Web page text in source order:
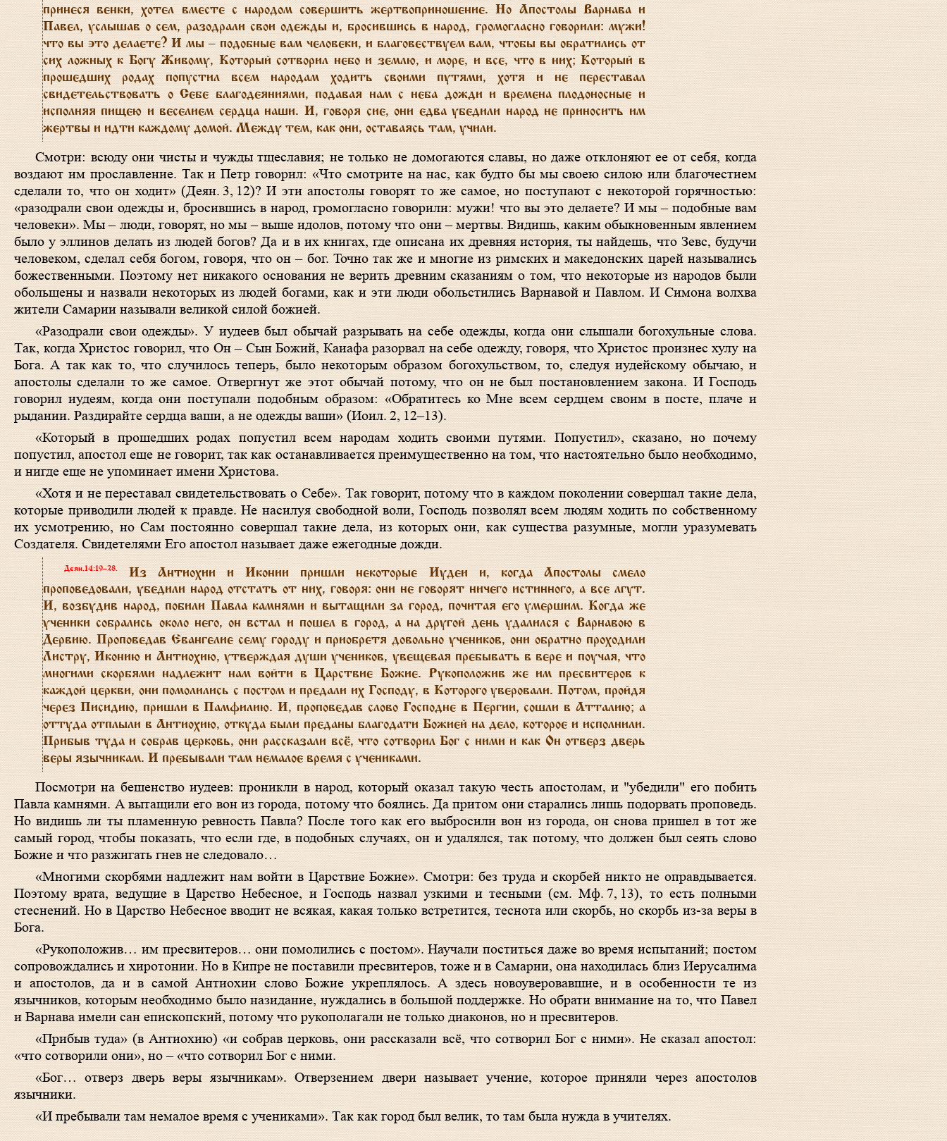
принеся венки, хотел вместе с народом совершить жертвоприношение. НоАпостолы Варнава и
Павел, услышав о сем, разодрали свои одежды и, бросившись в народ, громогласно говорили: мужи!
что вы это делаете? И мы – подобные вам человеки, и благовествуем вам, чтобы вы обратились от
сих ложных к Богу Живому, Который сотворил небо и землю, и море, и все, что в них; Который в
прошедших родах попустил всем народам ходить своими путями, хотя и не переставал
свидетельствовать о Себе благодеяниями, подавая нам с неба дожди и времена плодоносные и
исполняя пищею и веселием сердца наши. И, говоря сие, они едва убедили народ не приносить им
жертвы и идти каждому домой. Между тем, как они, оставаясь там, учили.
Смотри: всюду они чисты и чужды тщеславия; не только не домогаются славы, но даже отклоняют ее от себя, когда
воздают им прославление. Так и Петр говорил: «Что смотрите на нас, как будто бы мы своею силою или благочестием
сделали то, что он ходит» (Деян. 3, 12)? И эти апостолы говорят то же самое, но поступают с некоторой горячностью:
«разодрали свои одежды и, бросившись в народ, громогласно говорили: мужи! что вы это делаете? И мы – подобные вам
человеки». Мы – люди, говорят, но мы – выше идолов, потому что они – мертвы. Видишь, каким обыкновенным явлением
было у эллинов делать из людей богов? Да и в их книгах, где описана их древняя история, ты найдешь, что Зевс, будучи
человеком, сделал себя богом, говоря, что он – бог. Точно так же и многие из римских и македонских царей назывались
божественными. Поэтому нет никакого основания не верить древним сказаниям о том, что некоторые из народов были
обольщены и назвали некоторых из людей богами, как и эти люди обольстились Варнавой и Павлом. И Симона волхва
жители Самарии называли великой силой божией.
«Разодрали свои одежды». У иудеев был обычай разрывать на себе одежды, когда они слышали богохульные слова.
Так, когда Христос говорил, что Он – Сын Божий, Каиафа разорвал на себе одежду, говоря, что Христос произнес хулу на
Бога. А так как то, что случилось теперь, было некоторым образом богохульством, то, следуя иудейскому обычаю, и
апостолы сделали то же самое. Отвергнут же этот обычай потому, что он не был постановлением закона. И Господь
говорил иудеям, когда они поступали подобным образом: «Обратитесь ко Мне всем сердцем своим в посте, плаче и
рыдании. Раздирайте сердца ваши, а не одежды ваши» (Иоил. 2, 12–13).
«Который в прошедших родах попустил всем народам ходить своими путями. Попустил», сказано, но почему
попустил, апостол еще не говорит, так как останавливается преимущественно на том, что настоятельно было необходимо,
и нигде еще не упоминает имени Христова.
«Хотя и не переставал свидетельствовать о Себе». Так говорит, потому что в каждом поколении совершал такие дела,
которые приводили людей к правде. Не насилуя свободной воли, Господь позволял всем людям ходить по собственному
их усмотрению, но Сам постоянно совершал такие дела, из которых они, как существа разумные, могли уразумевать
Создателя. Свидетелями Его апостол называет даже ежегодные дожди.
Деян.14:19–28.Из Антиохии и Иконии пришли некоторые Иудеи и, когда Апостолы смело
проповедовали, убедили народ отстать от них, говоря: они не говорят ничего истинного, а все лгут.
И, возбудив народ, побили Павла камнями и вытащили за город, почитая его умершим. Когда же
ученики собрались около него, он встал и пошел в город, а на другой день удалился с Варнавою в
Дервию. Проповедав Евангелие сему городу и приобретя довольно учеников, они обратно проходили
Листру, Иконию и Антиохию, утверждая души учеников, увещевая пребывать в вере и поучая, что
многими скорбями надлежит нам войти в Царствие Божие. Рукоположив же им пресвитеров к
каждой церкви, они помолились с постом и предали их Господу, в Которого уверовали. Потом, пройдя
через Писидию, пришли в Памфилию. И, проповедав слово Господне в Пергии, сошли в Атталию; а
оттуда отплыли в Антиохию, откуда были преданы благодати Божией на дело, которое и исполнили.
Прибыв туда и собравцерковь, они рассказали всё, что сотворил Бог с ними и как Он отверз дверь
веры язычникам. И пребывали там немалое время с учениками.
Посмотри на бешенство иудеев: проникли в народ, который оказал такую честь апостолам, и "убедили" его побить
Павла камнями. А вытащили его вон из города, потому что боялись. Да притом они старались лишь подорвать проповедь.
Но видишь ли ты пламенную ревность Павла? После того как его выбросили вон из города, он снова пришел в тот же
самый город, чтобы показать, что если где, в подобных случаях, он и удалялся, так потому, что должен был сеять слово
Божие и что разжигать гнев не следовало…
«Многими скорбями надлежит нам войти в Царствие Божие». Смотри: без труда и скорбей никто не оправдывается.
Поэтому врата, ведущие в Царство Небесное, и Господь назвал узкими и тесными (см.Мф. 7, 13), то есть полными
стеснений. Но в Царство Небесное вводит не всякая, какая только встретится, теснота или скорбь, но скорбь из-за веры в
Бога.
«Рукоположив… им пресвитеров… они помолились с постом». Научали поститься даже во время испытаний; постом
сопровождались и хиротонии. Но в Кипре не поставили пресвитеров, тоже и в Самарии, она находилась близ Иерусалима
и апостолов, да и в самой Антиохии слово Божие укреплялось. А здесь новоуверовавшие, и в особенности те из
язычников, которым необходимо было назидание, нуждались в большой поддержке. Но обрати внимание на то, что Павел
и Варнава имели сан епископский, потому что рукополагали не только диаконов, но и пресвитеров.
«Прибыв туда» (в Антиохию) «и собравцерковь, они рассказали всё, что сотворил Бог с ними». Не сказал апостол:
«что сотворили они», но – «что сотворил Бог с ними.
«Бог… отверз дверь веры язычникам». Отверзением двери называет учение, которое приняли через апостолов
язычники.
«И пребывали там немалое время с учениками». Так как город был велик, то там была нужда в учителях.